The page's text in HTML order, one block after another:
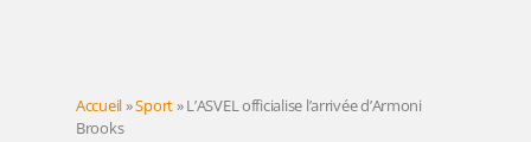
Accueil»Sport»L’ASVEL officialise l’arrivée d’Armoni
Brooks